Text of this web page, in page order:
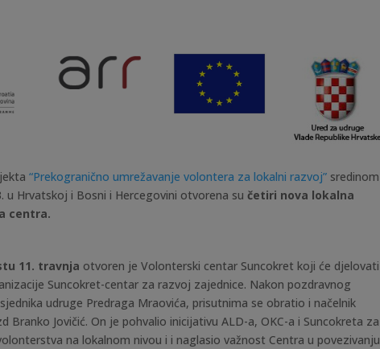
“Prekogranično umrežavanje volontera za lokalni razvoj” sredinom
u Hrvatskoj i Bosni i Hercegovini otvorena sučetiri nova lokalna
centra.
11. travnja otvoren je Volonterski centar Suncokret koji će djelovati
Suncokret-centar za razvoj zajednice. Nakon pozdravnog
udruge Predraga Mraovića, prisutnima se obratio i načelnik
Branko Jovičić. On je pohvalio inicijativu ALD-a, OKC-a i Suncokreta za
na lokalnom nivou i i naglasio važnost Centra u povezivanju